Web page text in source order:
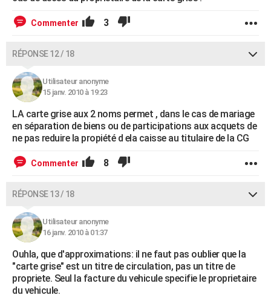
Commenter 3
RÉPONSE 12 / 18
Utilisateur anonyme
15 janv. 2010 à 19:23
LA carte grise aux 2 noms permet , dans le cas de mariage
en séparation de biens ou de participations aux acquets de
ne pas reduire la propiété d ela caisse au titulaire de la CG
Commenter 8
RÉPONSE 13 / 18
Utilisateur anonyme
16 janv. 2010 à 01:37
Ouhla, que d'approximations: il ne faut pas oublier que la
"carte grise" est un titre de circulation, pas un titre de
propriete. Seul la facture du vehicule specifie le proprietaire
du vehicule.